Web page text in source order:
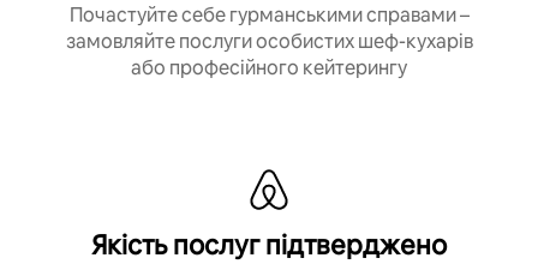
Почастуйте себе гурманськими справами –
замовляйте послуги особистих шеф-кухарів
або професійного кейтерингу
Якість послуг підтверджено